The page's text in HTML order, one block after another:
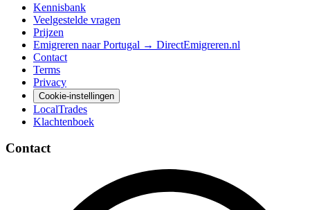
Kennisbank
Veelgestelde vragen
Prijzen
Emigreren naar Portugal → DirectEmigreren.nl
Contact
Terms
Privacy
Cookie-instellingen
LocalTrades
Klachtenboek
Contact